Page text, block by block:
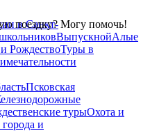
поездку? Могу помочь!
в Санкт-
ВыпускнойАлые
РождествоТуры в
Псковская
турыОхота и
и